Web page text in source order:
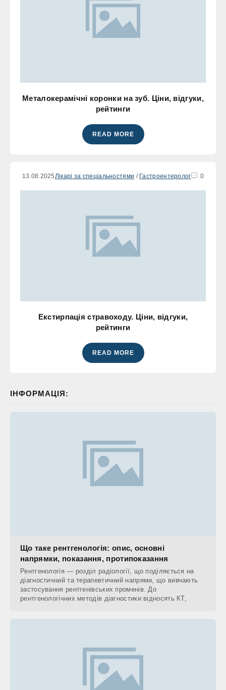
Металокерамічні коронки на зуб. Ціни, відгуки,
рейтинги
READ MORE
13.08.2025 Лікарі за спеціальностями / Гастроентеролог 0
Екстирпація стравоходу. Ціни, відгуки,
рейтинги
READ MORE
ІНФОРМАЦІЯ:
Що таке рентгенологія: опис, основні
напрямки, показання, протипоказання
Рентгенологія — розділ радіології, що поділяється на
діагностичний та терапевтичний напрями, що вивчають
застосування рентгенівських променів. До
рентгенологічних методів діагностики відносять КТ,